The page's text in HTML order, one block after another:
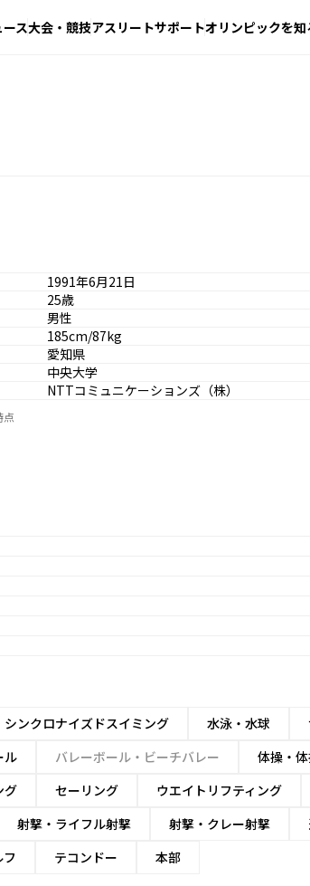
ス大会・競技アスリートサポートオリンピックを知
1991年6月21日
25歳
男性
185cm/87kg
愛知県
中央大学
NTTコミュニケーションズ（株）
シンクロナイズドスイミング 水泳・水球
ル バレーボール・ビーチバレー 体操・
グ セーリング ウエイトリフティング
射撃・ライフル射撃 射撃・クレー射撃
フ テコンドー 本部